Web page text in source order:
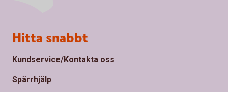
Sidfot
Hitta snabbt
Kundservice/Kontakta oss
Spärrhjälp